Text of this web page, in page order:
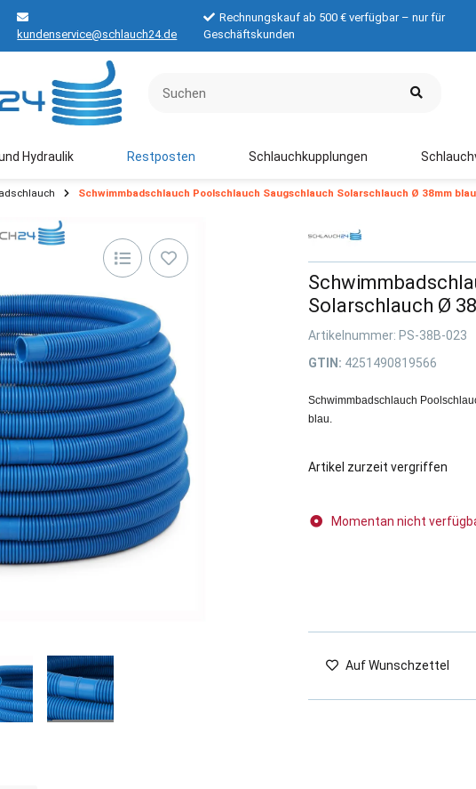
kundenservice@schlauch24.de
Rechnungskauf ab 500 € verfügbar – nur für
Geschäftskunden
Hydraulik Restposten Schlauchkupplungen
Schwimmbadschlauch Poolschlauch Saugschlauch Solarschlauch Ø 38mm blau
Solarschlauch Ø
Artikelnummer: PS-38B-023
GTIN: 4251490819566
Schwimmbadschlauch
blau.
Artikel zurzeit vergriffen
Momentan nicht
Auf Wunschzettel